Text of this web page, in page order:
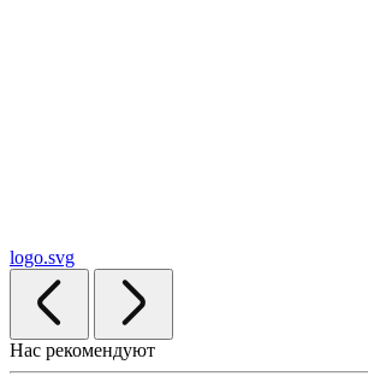
logo.svg
Нас рекомендуют